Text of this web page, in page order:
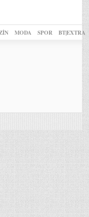
MODA SPOR BT|EXTRA